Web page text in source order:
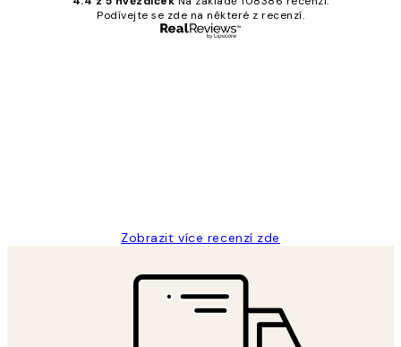
Podívejte se zde na některé z recenzí.
Zobrazit více recenzí zde